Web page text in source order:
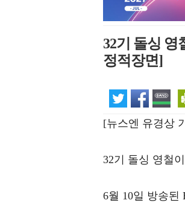
32기 돌싱 영
정적장면]
[뉴스엔 유경상
32기 돌싱 영철
6월 10일 방송된